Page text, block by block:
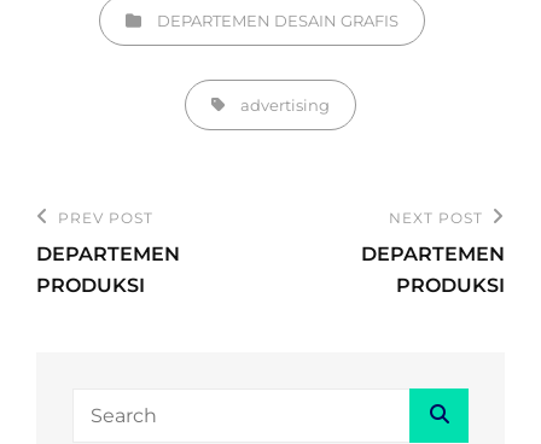
Categories
DEPARTEMEN DESAIN GRAFIS
Tags,advertising
Post
navigation
Previous
Post
PREV POST
DEPARTEMEN
PRODUKSI
NEXT POST
DEPARTEMEN
PRODUKSI